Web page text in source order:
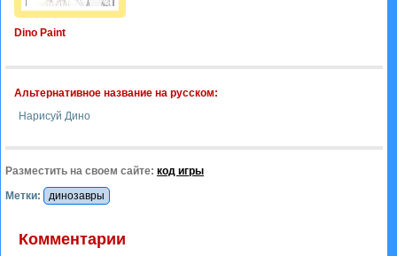
Dino Paint
Альтернативное название на русском:
Нарисуй Дино
Разместить на своем сайте: код игры
Метки:
динозавры
Комментарии